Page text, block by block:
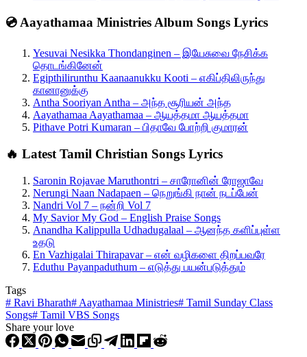
💿 Aayathamaa Ministries Album Songs Lyrics
Yesuvai Nesikka Thondanginen – இயேசுவை நேசிக்க
தொடங்கினேன்
Egipthilirunthu Kaanaanukku Kooti – எகிப்திலிருந்து
கானானுக்கு
Antha Sooriyan Antha – அந்த சூரியன் அந்த
Aayathamaa Aayathamaa – ஆயத்தமா ஆயத்தமா
Pithave Potri Kumaran – பிதாவே போற்றி குமாரன்
🔥 Latest Tamil Christian Songs Lyrics
Saronin Rojavae Maruthontri – சாரோனின் ரோஜாவே
Nerungi Naan Nadapaen – நெறுங்கி நான் நடப்பேன்
Nandri Vol 7 – நன்றி Vol 7
My Savior My God – English Praise Songs
Anandha Kalippulla Udhadugalaal – ஆனந்த களிப்புள்ள
உதடு
En Vazhigalai Thirapavar – என் வழிகளை திறப்பவரே
Eduthu Payanpaduthum – எடுத்து பயன்படுத்தும்
Tags
# Ravi Bharath# Aayathamaa Ministries# Tamil Sunday Class
Songs# Tamil VBS Songs
Share your love